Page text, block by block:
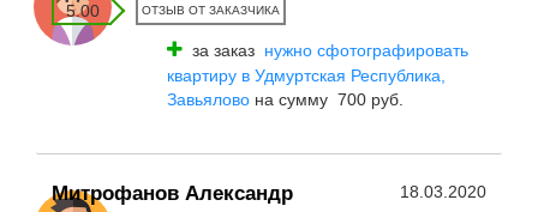
5.00 ОТЗЫВ ОТ ЗАКАЗЧИКА
за заказ нужно сфотографировать
квартиру в Удмуртская Республика,
Завьялово на сумму 700 руб.
Митрофанов Александр 18.03.2020